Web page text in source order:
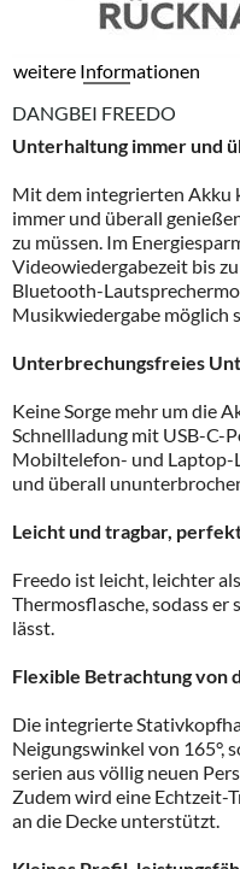
weitere Informationen
DANGBEI FREEDO
Unterhaltung immer und
Mit dem integrierten Akku
immer und überall
zu müssen. Im
Videowiedergabezeit bis
Bluetooth-
Musikwiedergabe möglich
Unterbrechungsfreies
Keine Sorge mehr um die
Schnellladung mit USB-C-
Mobiltelefon- und Laptop-
und überall
Leicht und tragbar,
Freedo ist leicht, leichter
Thermosflasche, sodass
lässt.
Flexible Betrachtung von
Die integrierte
Neigungswinkel von 165°,
serien aus völlig neuen
Zudem wird eine Echtzeit-
an die Decke unterstützt.